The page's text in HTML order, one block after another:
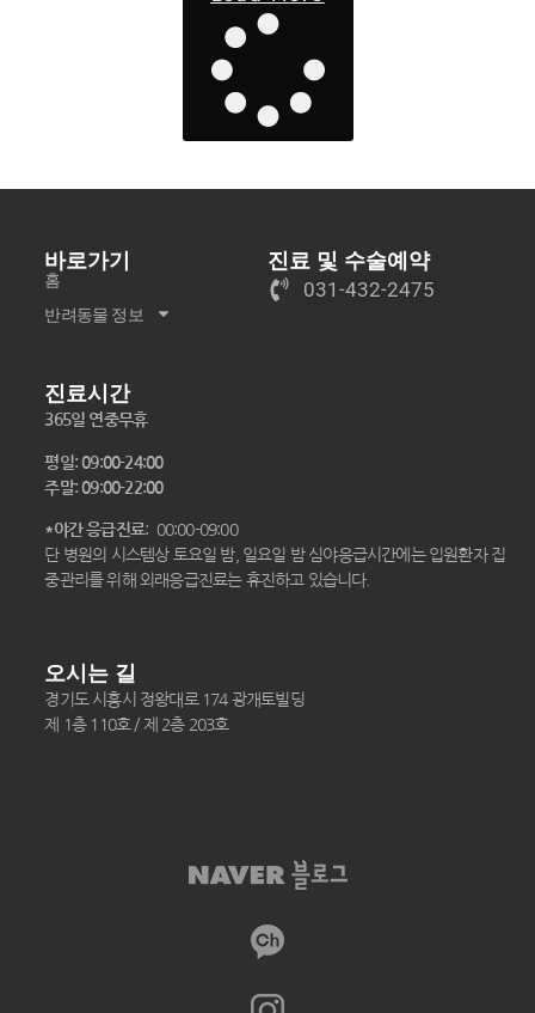
바로가기
홈
반려동물 정보
진료 및 수술예약
031-432-2475
진료시간
365일 연중무휴
평일: 09:00-24:00
주말: 09:00-22:00
*야간 응급진료: 00:00-09:00
단 병원의 시스템상 토요일 밤, 일요일 밤 심야응급시간에는 입원환자 집
중관리를 위해 외래응급진료는 휴진하고 있습니다.
오시는 길
경기도 시흥시 정왕대로 174 광개토빌딩
제 1층 110호 / 제 2층 203호